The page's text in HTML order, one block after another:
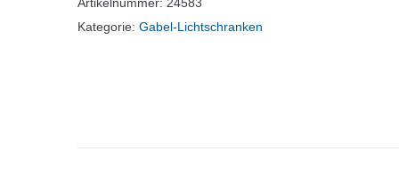
Kategorie: Gabel-Lichtschranken